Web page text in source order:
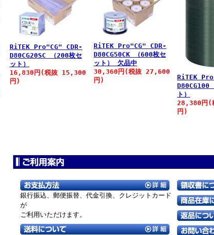
RiTEK Pro"CG" CDR-
D80CG20SC （200枚セ
ット）
16,830円(税抜 15,300
円)
RiTEK Pro"CG" CDR-
D80CG50CK （600枚セ
ット） 欠品中
30,360円(税抜 27,600
円)
RiTEK
D80CG100
ト）
28,380円(
円)
銀行振込、郵便振替、 代金引換、クレジットカード
が
ご利用いただけます。